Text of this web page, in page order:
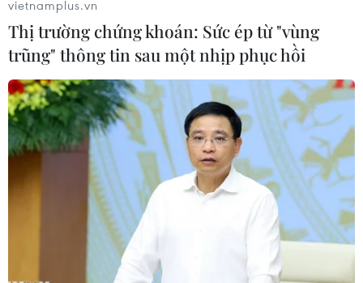
#Cấp độ dịch #dịch covid-19
#tiêm vaccine
#tiêm vaccine Pfizer
#tuyển sinh vào lớp 10
vietnamplus.vn
Thị trường chứng khoán: Sức ép từ "vùng
trũng" thông tin sau một nhịp phục hồi